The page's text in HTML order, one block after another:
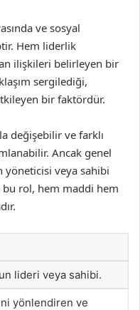
ve sosyal
Hem liderlik
ilişkileri belirleyen bir
sergilediği,
bir faktördür.
değişebilir ve farklı
Ancak genel
veya sahibi
rol, hem maddi hem
lideri veya sahibi.
yönlendiren ve